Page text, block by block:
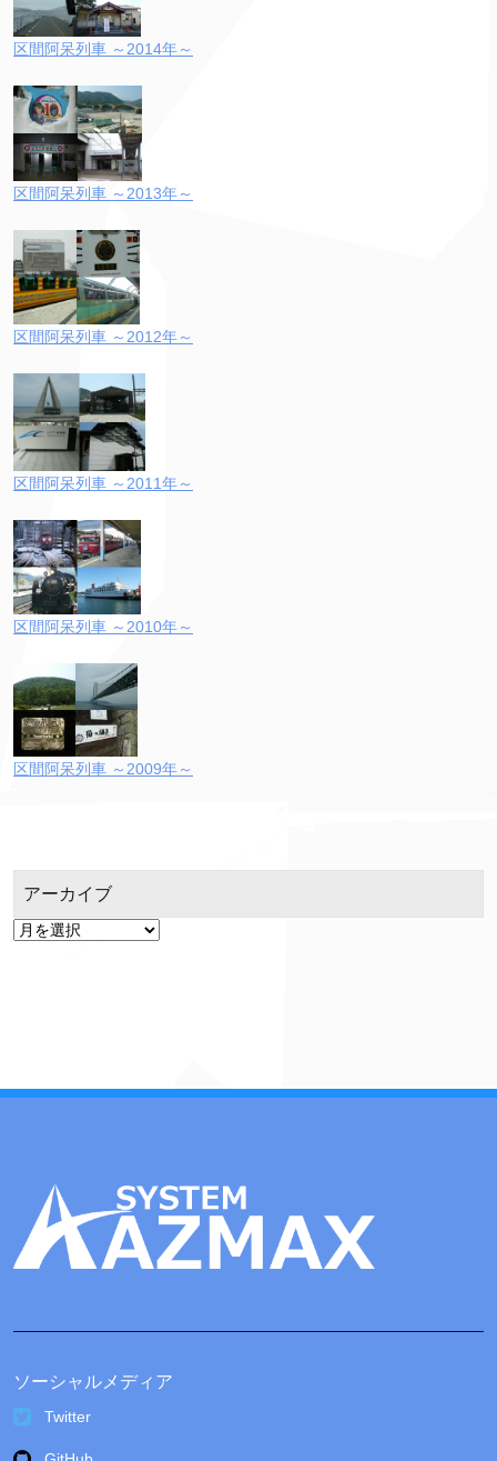
区間阿呆列車 ～2014年～
区間阿呆列車 ～2013年～
区間阿呆列車 ～2012年～
区間阿呆列車 ～2011年～
区間阿呆列車 ～2010年～
区間阿呆列車 ～2009年～
アーカイブ
ア
ソーシャルメディア
Twitter